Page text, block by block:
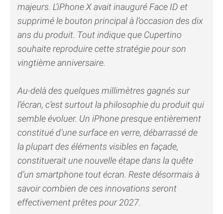
majeurs. L’iPhone X avait inauguré Face ID et
supprimé le bouton principal à l’occasion des dix
ans du produit. Tout indique que Cupertino
souhaite reproduire cette stratégie pour son
vingtième anniversaire.
Au-delà des quelques millimètres gagnés sur
l’écran, c’est surtout la philosophie du produit qui
semble évoluer. Un iPhone presque entièrement
constitué d’une surface en verre, débarrassé de
la plupart des éléments visibles en façade,
constituerait une nouvelle étape dans la quête
d’un smartphone tout écran. Reste désormais à
savoir combien de ces innovations seront
effectivement prêtes pour 2027.